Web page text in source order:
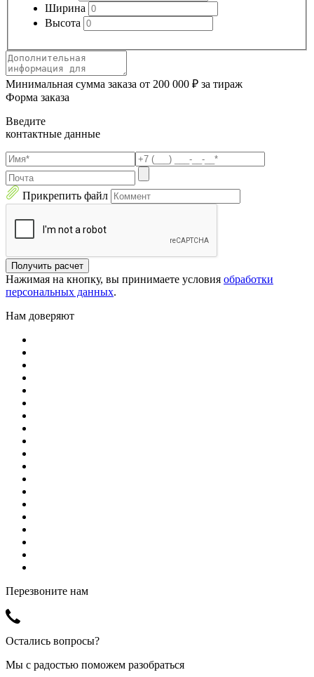
Ширина
Высота
Минимальная сумма заказа от 200 000 ₽ за тираж
Форма заказа
Введите
контактные данные
Прикрепить файл
Получить расчет
Нажимая на кнопку, вы принимаете условия обработки
персональных данных.
Нам доверяют
Перезвоните нам
Остались вопросы?
Мы с радостью поможем разобраться